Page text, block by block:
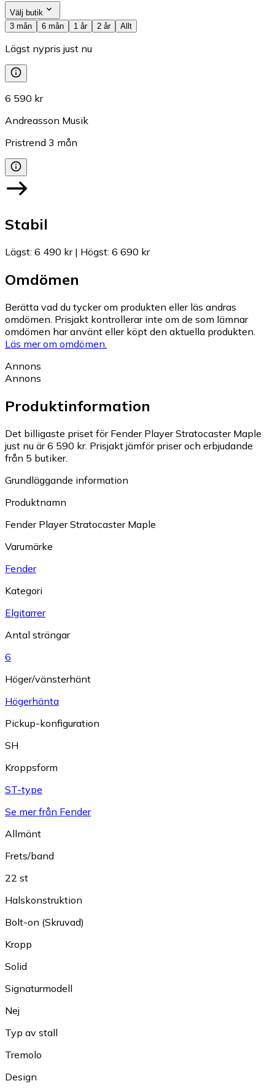
Välj butik
3 mån
6 mån 1 år 2 år Allt
Lägst nypris just nu
6 590 kr
Andreasson Musik
Pristrend 3 mån
Stabil
Lägst: 6 490 kr| Högst: 6 690 kr
Omdömen
Berätta vad du tycker om produkten eller läs andras
omdömen. Prisjakt kontrollerar inte om de som lämnar
omdömen har använt eller köpt den aktuella produkten.
Läs mer om omdömen.
Annons
Annons
Produktinformation
Det billigaste priset för Fender Player Stratocaster Maple
just nu är 6 590 kr. Prisjakt jämför priser och erbjudande
från 5 butiker.
Grundläggande information
Produktnamn
Fender Player Stratocaster Maple
Varumärke
Fender
Kategori
Elgitarrer
Antal strängar
6
Höger/vänsterhänt
Högerhänta
Pickup-konfiguration
SH
Kroppsform
ST-type
Se mer från Fender
Allmänt
Frets/band
22 st
Halskonstruktion
Bolt-on (Skruvad)
Kropp
Solid
Signaturmodell
Nej
Typ av stall
Tremolo
Design